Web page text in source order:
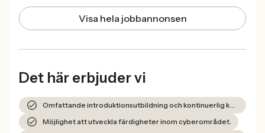
Visa hela jobbannonsen
Det här erbjuder vi
Omfattande introduktionsutbildning och kontinuerlig kompetensutveckling.
Möjlighet att utveckla färdigheter inom cyberområdet.